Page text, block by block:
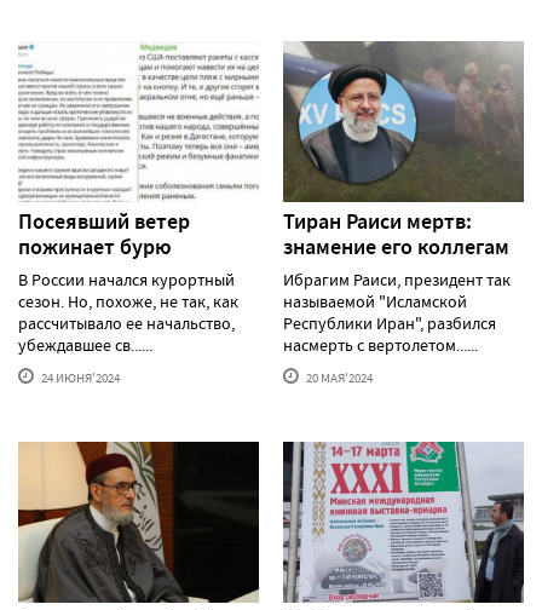
Посеявший ветер
пожинает бурю
В России начался курортный
сезон. Но, похоже, не так, как
рассчитывало ее начальство,
убеждавшее св......
24 ИЮНЯ'2024
Тиран Раиси мертв:
знамение его коллегам
Ибрагим Раиси, президент так
называемой "Исламской
Республики Иран", разбился
насмерть с вертолетом......
20 МАЯ'2024